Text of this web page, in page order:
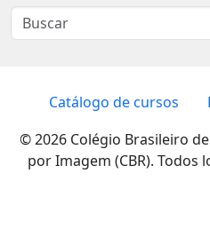
Catálogo de cursos
© 2026 Colégio Brasileiro
por Imagem (CBR). Todos